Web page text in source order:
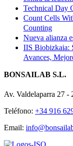
Technical Day
Count Cells
Counting
Nueva alianza
IIS Biobizkaia:
Avances,
BONSAILAB S.L.
Av. Valdelaparra 27 -
Teléfono: +34 916
Email: